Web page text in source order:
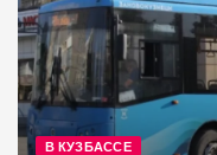
В КУЗБАССЕ